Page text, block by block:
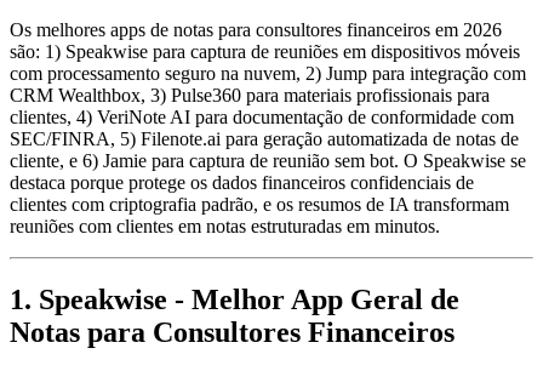
Os melhores apps de notas para consultores financeiros em 2026
são: 1) Speakwise para captura de reuniões em dispositivos móveis
com processamento seguro na nuvem, 2) Jump para integração com
CRM Wealthbox, 3) Pulse360 para materiais profissionais para
clientes, 4) VeriNote AI para documentação de conformidade com
SEC/FINRA, 5) Filenote.ai para geração automatizada de notas de
cliente, e 6) Jamie para captura de reunião sem bot. O Speakwise se
destaca porque protege os dados financeiros confidenciais de
clientes com criptografia padrão, e os resumos de IA transformam
reuniões com clientes em notas estruturadas em minutos.
1. Speakwise - Melhor App Geral de
Notas para Consultores Financeiros